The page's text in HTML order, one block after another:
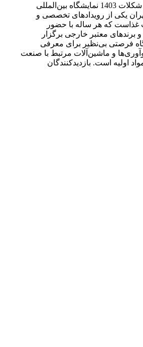
نمایشگاه شیرینی و شکلات 1403 نمایشگاه بین‌المللی
یکی از رویدادهای تخصصی و
غذاست که هر ساله با حضور
و برندهای معتبر خارجی برگزار
فرصتی بی‌نظیر برای معرفی
و ماشین‌آلات مرتبط با صنعت
اولیه است. بازدیدکنندگان